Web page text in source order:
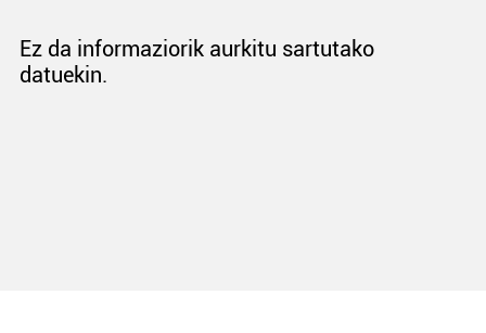
Ez da informaziorik aurkitu sartutako
datuekin.